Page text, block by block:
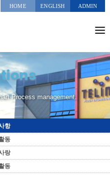
HOME ENGLISH ADMIN
Process management.
항
동
랑
동